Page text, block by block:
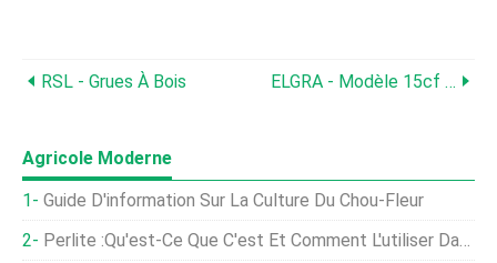
RSL - Grues À Bois ELGRA - Modèle 15cf - Mélangeur À Palettes
Agricole Moderne
Guide D'information Sur La Culture Du Chou-Fleur
Perlite :qu'est-Ce Que C'est Et Comment L'utiliser Dans Votre Jardin